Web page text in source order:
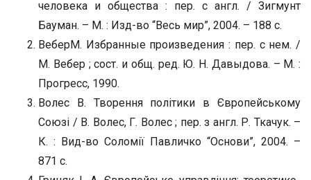
человека и общества : пер. с англ. / Зигмунт
Бауман. – М. : Изд-во “Весь мир”, 2004. – 188 с.
ВеберМ. Избранные произведения : пер. с нем. /
М. Вебер ; сост. и общ. ред. Ю. Н. Давыдова. – М. :
Прогресс, 1990.
Волес В. Творення політики в Європейському
Союзі / В. Волес, Г. Волес ; пер. з англ. Р. Ткачук. –
К. : Вид-во Соломії Павличко “Основи”, 2004. –
871 с.